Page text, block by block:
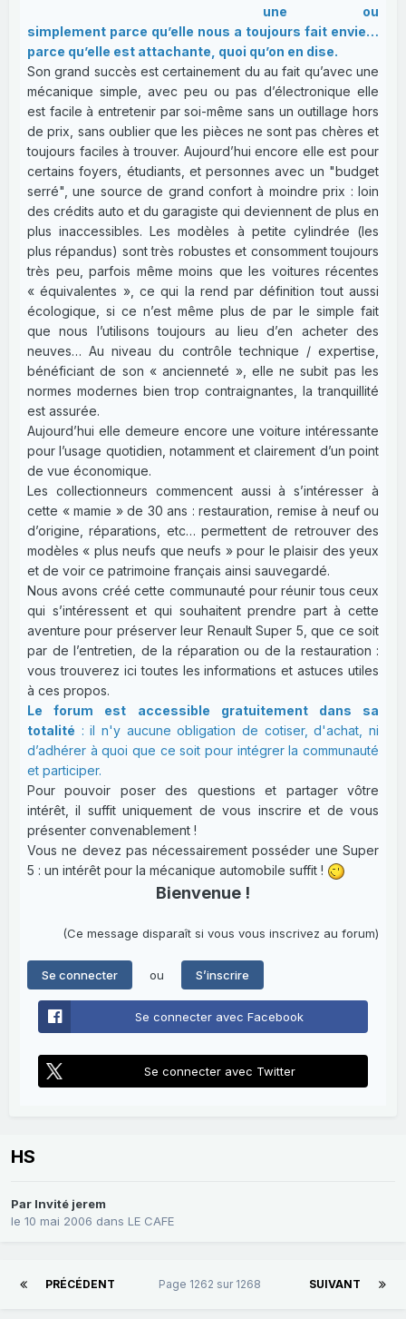
une ou
simplement parce qu’elle nous a toujours fait envie…
parce qu’elle est attachante, quoi qu’on en dise.
Son grand succès est certainement du au fait qu’avec une
mécanique simple, avec peu ou pas d’électronique elle
est facile à entretenir par soi-même sans un outillage hors
de prix, sans oublier que les pièces ne sont pas chères et
toujours faciles à trouver. Aujourd’hui encore elle est pour
certains foyers, étudiants, et personnes avec un "budget
serré", une source de grand confort à moindre prix : loin
des crédits auto et du garagiste qui deviennent de plus en
plus inaccessibles. Les modèles à petite cylindrée (les
plus répandus) sont très robustes et consomment toujours
très peu, parfois même moins que les voitures récentes
« équivalentes », ce qui la rend par définition tout aussi
écologique, si ce n’est même plus de par le simple fait
que nous l’utilisons toujours au lieu d’en acheter des
neuves… Au niveau du contrôle technique / expertise,
bénéficiant de son « ancienneté », elle ne subit pas les
normes modernes bien trop contraignantes, la tranquillité
est assurée.
Aujourd’hui elle demeure encore une voiture intéressante
pour l’usage quotidien, notamment et clairement d’un point
de vue économique.
Les collectionneurs commencent aussi à s’intéresser à
cette « mamie » de 30 ans : restauration, remise à neuf ou
d’origine, réparations, etc… permettent de retrouver des
modèles « plus neufs que neufs » pour le plaisir des yeux
et de voir ce patrimoine français ainsi sauvegardé.
Nous avons créé cette communauté pour réunir tous ceux
qui s’intéressent et qui souhaitent prendre part à cette
aventure pour préserver leur Renault Super 5, que ce soit
par de l’entretien, de la réparation ou de la restauration :
vous trouverez ici toutes les informations et astuces utiles
à ces propos.
Le forum est accessible gratuitement dans sa
totalité : il n'y aucune obligation de cotiser, d'achat, ni
d’adhérer à quoi que ce soit pour intégrer la communauté
et participer.
Pour pouvoir poser des questions et partager vôtre
intérêt, il suffit uniquement de vous inscrire et de vous
présenter convenablement !
Vous ne devez pas nécessairement posséder une Super
5 : un intérêt pour la mécanique automobile suffit !
Bienvenue !
(Ce message disparaît si vous vous inscrivez au forum)
Se connecter ou S’inscrire
Se connecter avec Facebook
Se connecter avec Twitter
HS
Par Invité jerem
le 10 mai 2006 dans LE CAFE
PRÉCÉDENT SUIVANT
Page 1262 sur 1268